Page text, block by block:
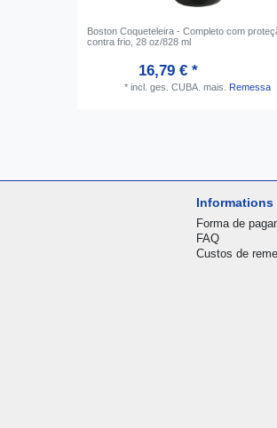
Boston Coqueteleira - Completo com
contra frio, 28 oz/828 ml
16,79 € *
* incl. ges. CUBA. mais. Remessa
Informations
Forma de
FAQ
Custos de